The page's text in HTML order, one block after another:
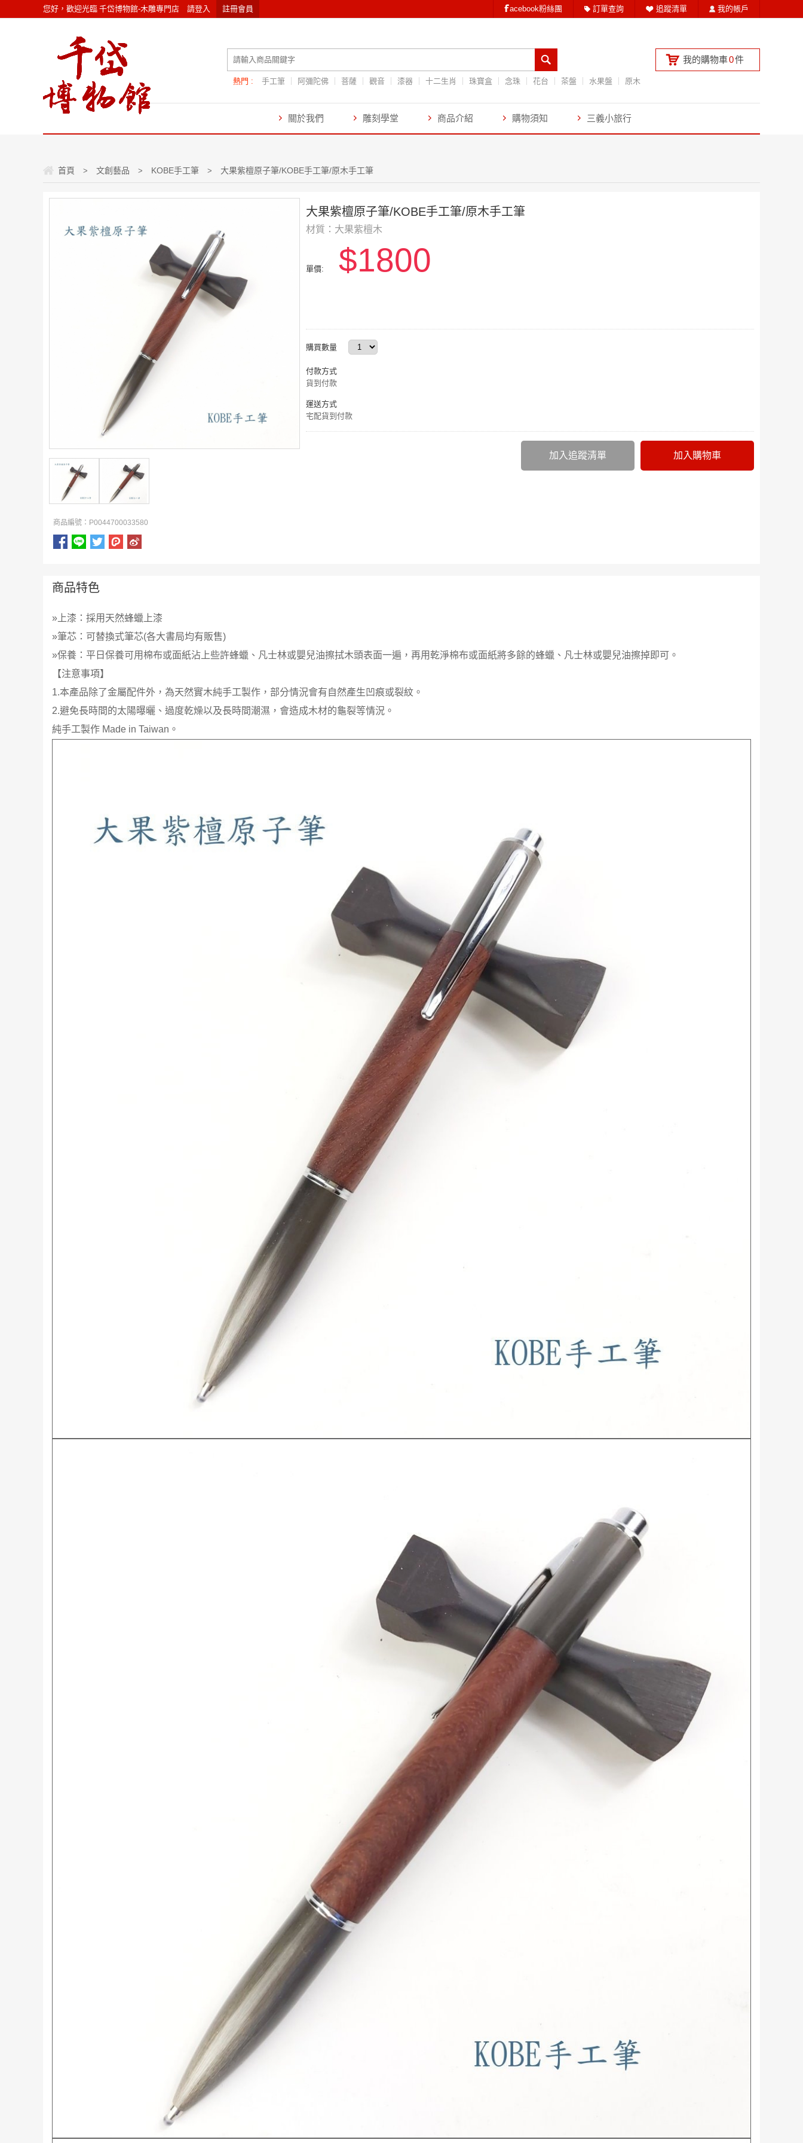
您好，歡迎光臨 千岱博物館-木雕專門店 請登入 註冊會員 acebook粉絲團 訂單查詢 追蹤清單 我的帳戶
熱門 : 手工筆 阿彌陀佛 菩薩 觀音 漆器 十二生肖 珠寶盒 念珠 花台 茶盤 水果盤 原木
我的購物車0件
關於我們 雕刻學堂 商品介紹 購物須知 三義小旅行
首頁 > 文創藝品 > KOBE手工筆 > 大果紫檀原子筆/KOBE手工筆/原木手工筆
商品編號：P0044700033580
大果紫檀原子筆/KOBE手工筆/原木手工筆
材質：大果紫檀木
單價: $1800
購買數量
付款方式
貨到付款
運送方式
宅配貨到付款
加入購物車
加入追蹤清單
商品特色
»上漆：採用天然蜂蠟上漆
»筆芯：可替換式筆芯(各大書局均有販售)
»保養：平日保養可用棉布或面紙沾上些許蜂蠟、凡士林或嬰兒油擦拭木頭表面一遍，再用乾淨棉布或面紙將多餘的蜂蠟、凡士林或嬰兒油擦掉即可。
【注意事項】
1.本產品除了金屬配件外，為天然實木純手工製作，部分情況會有自然產生凹痕或裂紋。
2.避免長時間的太陽曝曬、過度乾燥以及長時間潮濕，會造成木材的龜裂等情況。
純手工製作 Made in Taiwan。